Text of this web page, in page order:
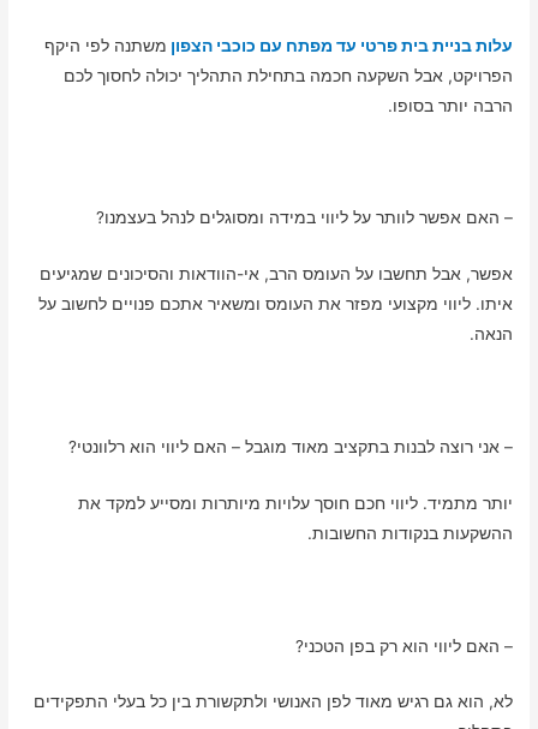
עלות בניית בית פרטי עד מפתח עם כוכבי הצפון משתנה לפי היקף
הפרויקט, אבל השקעה חכמה בתחילת התהליך יכולה לחסוך לכם
הרבה יותר בסופו.
– האם אפשר לוותר על ליווי במידה ומסוגלים לנהל בעצמנו?
אפשר, אבל תחשבו על העומס הרב, אי-הוודאות והסיכונים שמגיעים
איתו. ליווי מקצועי מפזר את העומס ומשאיר אתכם פנויים לחשוב על
הנאה.
– אני רוצה לבנות בתקציב מאוד מוגבל – האם ליווי הוא רלוונטי?
יותר מתמיד. ליווי חכם חוסך עלויות מיותרות ומסייע למקד את
ההשקעות בנקודות החשובות.
– האם ליווי הוא רק בפן הטכני?
לא, הוא גם רגיש מאוד לפן האנושי ולתקשורת בין כל בעלי התפקידים